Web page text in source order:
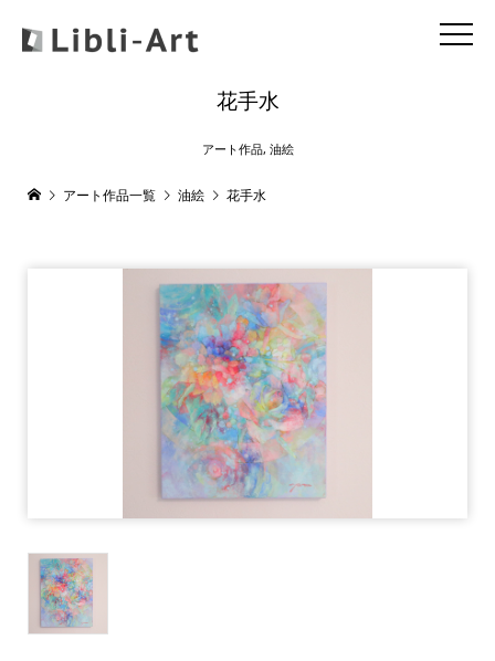
花手水
アート作品, 油絵
アート作品一覧 油絵 花手水